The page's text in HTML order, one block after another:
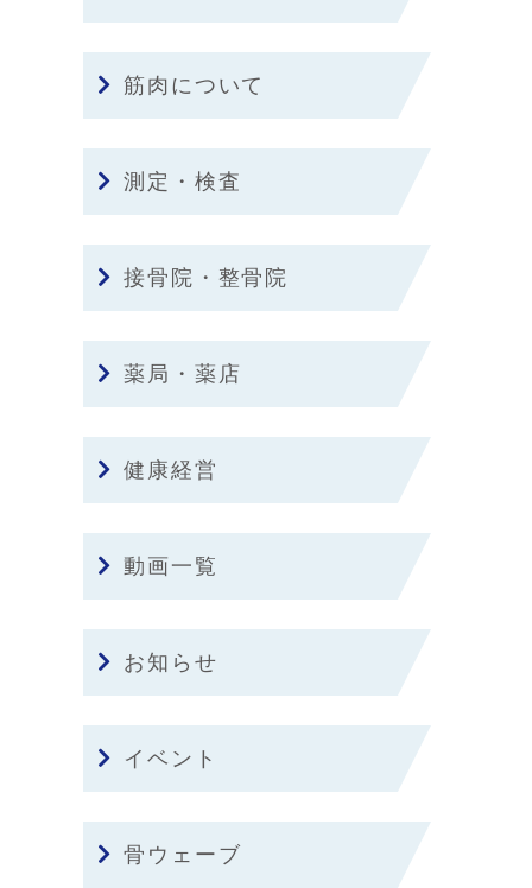
筋肉について
測定・検査
接骨院・整骨院
薬局・薬店
健康経営
動画一覧
お知らせ
イベント
骨ウェーブ